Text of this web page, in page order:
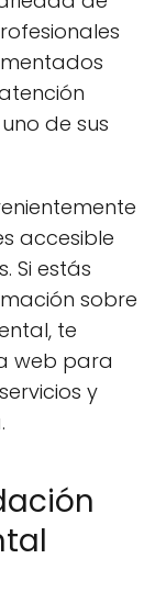
de sus
accesible
Si estás
sobre
te
web para
y